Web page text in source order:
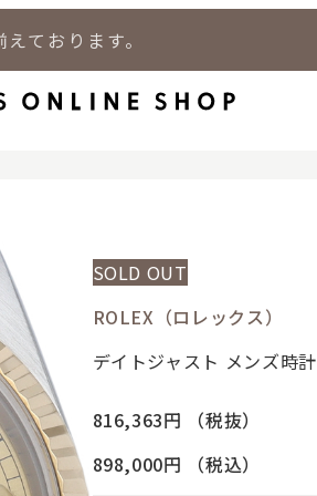
ております。
SOLD OUT
ROLEX（ロレックス）
デイトジャスト メンズ時計
816,363円
（税抜）
898,000円
（税込）